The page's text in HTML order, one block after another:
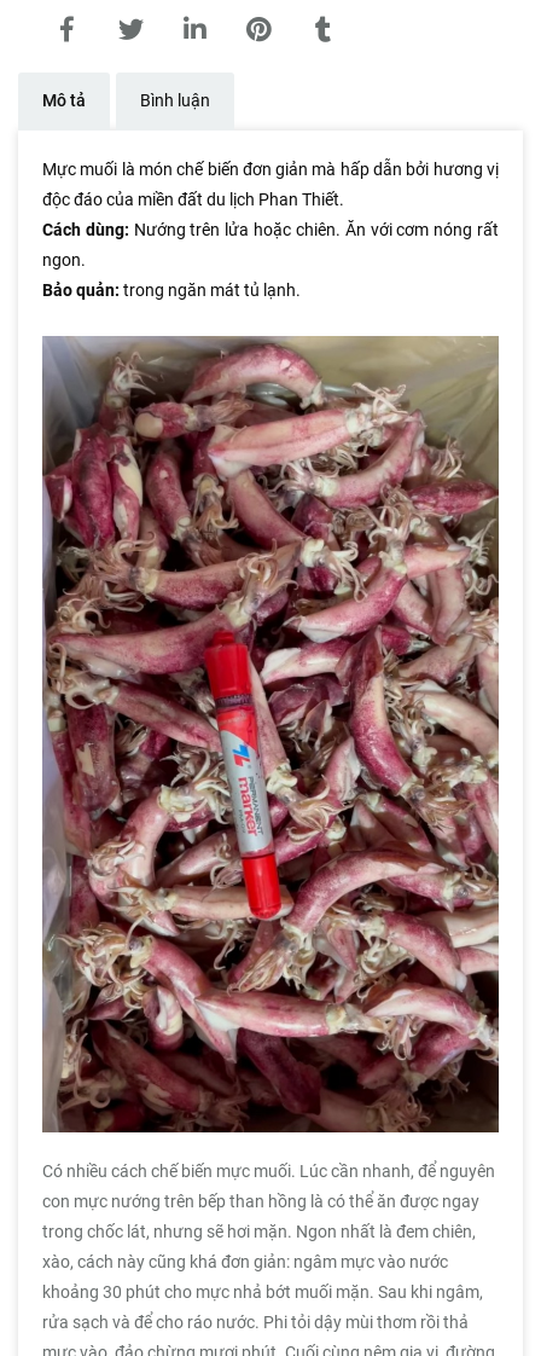
Mô tả Bình luận
Mực muối là món chế biến đơn giản mà hấp dẫn bởi hương vị
độc đáo của miền đất du lịch Phan Thiết.
Cách dùng: Nướng trên lửa hoặc chiên. Ăn với cơm nóng rất
ngon.
Bảo quản: trong ngăn mát tủ lạnh.
Có nhiều cách chế biến mực muối. Lúc cần nhanh, để nguyên
con mực nướng trên bếp than hồng là có thể ăn được ngay
trong chốc lát, nhưng sẽ hơi mặn. Ngon nhất là đem chiên,
xào, cách này cũng khá đơn giản: ngâm mực vào nước
khoảng 30 phút cho mực nhả bớt muối mặn. Sau khi ngâm,
rửa sạch và để cho ráo nước. Phi tỏi dậy mùi thơm rồi thả